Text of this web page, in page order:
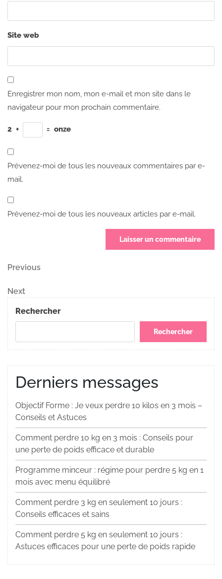
Site web
Enregistrer mon nom, mon e-mail et mon site dans le
navigateur pour mon prochain commentaire.
2 + = onze
Prévenez-moi de tous les nouveaux commentaires par e-
mail.
Prévenez-moi de tous les nouveaux articles par e-mail.
Navigation
de
l’article
Previous
Previous
Next
Post
Next
Rechercher
Rechercher
Derniers messages
Objectif Forme : Je veux perdre 10 kilos en 3 mois –
Conseils et Astuces
Comment perdre 10 kg en 3 mois : Conseils pour
une perte de poids efficace et durable
Programme minceur : régime pour perdre 5 kg en 1
mois avec menu équilibré
Comment perdre 3 kg en seulement 10 jours :
Conseils efficaces et sains
Comment perdre 5 kg en seulement 10 jours :
Astuces efficaces pour une perte de poids rapide